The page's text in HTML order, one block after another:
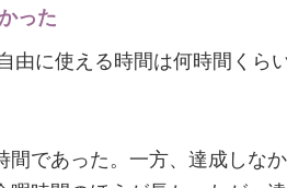
った
に使える時間は何時間くら
であった。一方、達成しな